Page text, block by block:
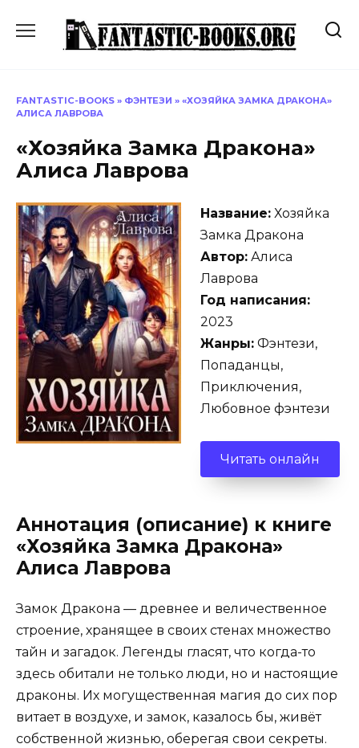
содержанию
FANTASTIC-BOOKS » ФЭНТЕЗИ » «ХОЗЯЙКА ЗАМКА ДРАКОНА»
АЛИСА ЛАВРОВА
«Хозяйка Замка Дракона»
Алиса Лаврова
Название: Хозяйка
Замка Дракона
Автор: Алиса
Лаврова
Год написания:
2023
Жанры: Фэнтези,
Попаданцы,
Приключения,
Любовное фэнтези
Читать онлайн
Аннотация (описание) к книге
«Хозяйка Замка Дракона»
Алиса Лаврова
Замок Дракона — древнее и величественное
строение, хранящее в своих стенах множество
тайн и загадок. Легенды гласят, что когда-то
здесь обитали не только люди, но и настоящие
драконы. Их могущественная магия до сих пор
витает в воздухе, и замок, казалось бы, живёт
собственной жизнью, оберегая свои секреты.